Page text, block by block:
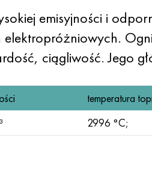
emisyjności i
ciągliwość. Jego
temperatura
2996 °C;